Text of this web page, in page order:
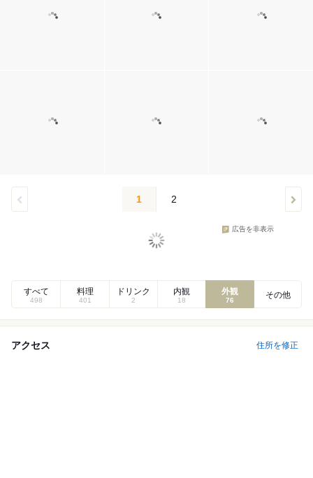
1 2
広告を非表示
すべて
498
料理
401
ドリンク
2
内観
18
外観
76
その他
アクセス 住所を修正